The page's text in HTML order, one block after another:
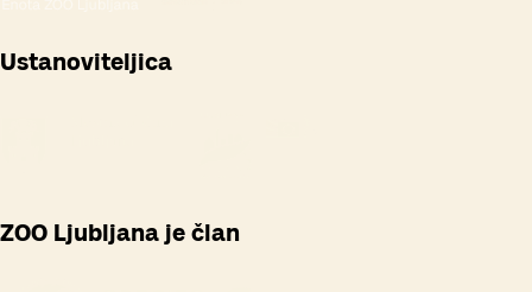
Ustanoviteljica
ZOO Ljubljana je član